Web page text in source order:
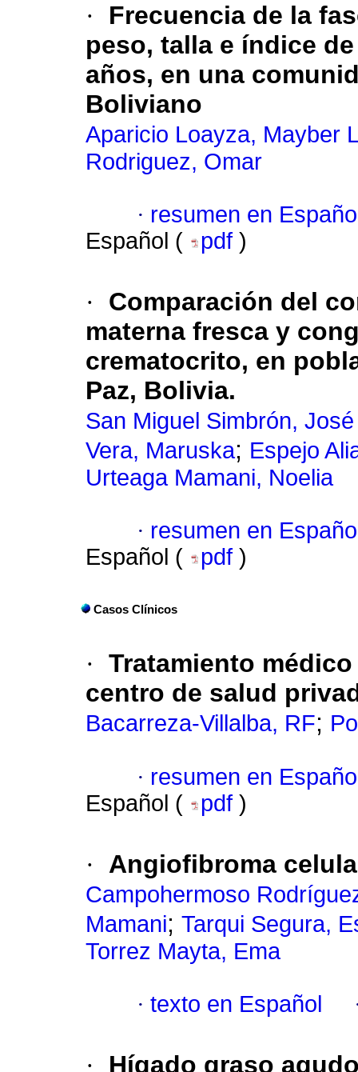
·
Frecuencia de la
peso, talla e índice
años, en una
Boliviano
Aparicio Loayza, Mayber
Rodriguez, Omar
· resumen en
Español (
pdf )
·
Comparación del
materna fresca y
crematocrito, en
Paz, Bolivia.
San Miguel Simbrón,
Vera, Maruska; Espejo
Urteaga Mamani, Noelia
· resumen en
Español (
pdf )
Casos Clínicos
· Tratamiento
centro de salud
Bacarreza-Villalba, RF;
· resumen en
Español (
pdf )
· Angiofibroma
Campohermoso
Mamani; Tarqui Segura,
Torrez Mayta, Ema
· texto en Español
· Hígado graso